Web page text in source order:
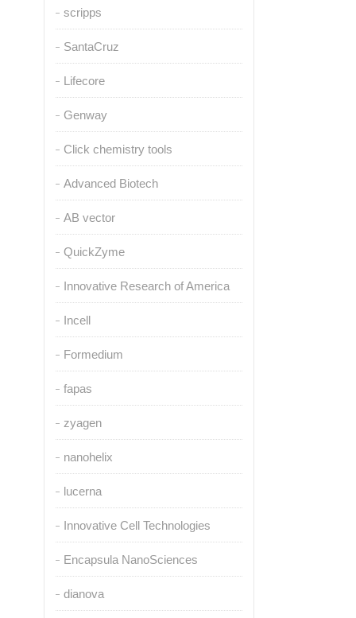
scripps
SantaCruz
Lifecore
Genway
Click chemistry tools
Advanced Biotech
AB vector
QuickZyme
Innovative Research of America
Incell
Formedium
fapas
zyagen
nanohelix
lucerna
Innovative Cell Technologies
Encapsula NanoSciences
dianova